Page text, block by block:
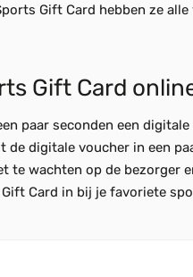
Gift Card hebben ze
Gift Card
paar seconden een
digitale voucher in een
te wachten op de bezorger
Card in bij je favoriete